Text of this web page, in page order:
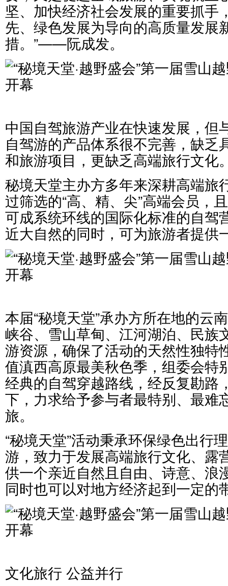
坚、加快经济社会发展的重要抓手
先、绿色发展为导向的高质量发展
措。”——阮成发。
中国自驾旅游产业在快速发展，但
自驾游的产品体系很不完善，缺乏
和旅游项目，更缺乏高端旅行文化
秘境天堂主办方多年来深耕高端旅
过筛选的“高、精、尖”高端会员，
可成系统环线的国际化标准的自驾
近大自然的同时，可为旅游者提供
本届“秘境天堂”承办方所在地的云
峡谷、雪山草甸、江河湖泊、民族
游资源，确保了活动的天然性独特
值滇西高原最美秋色季，组委会特
经典的自驾穿越路线，经反复勘路
下，力求给予参与者最特别、最难
旅。
“秘境天堂”活动秉承环保绿色出行
游，致力于发展高端旅行文化、露
供一个亲近自然且自由、诗意、浪
同时也可以对地方经济起到一定的
文化旅行 公益并行